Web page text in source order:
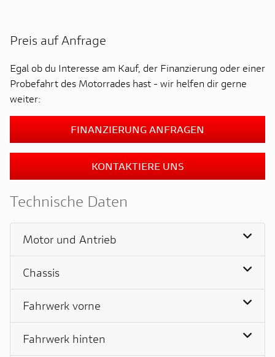
Technische Daten
Motor und Antrieb
Chassis
Fahrwerk vorne
Fahrwerk hinten
Preis auf Anfrage
Egal ob du Interesse am Kauf, der Finanzierung oder einer
Probefahrt des Motorrades hast - wir helfen dir gerne
weiter:
FINANZIERUNG ANFRAGEN
KONTAKTIERE UNS